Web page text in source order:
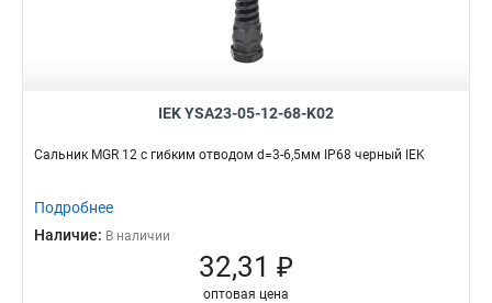
IEK YSA23-05-12-68-K02
Сальник MGR 12 с гибким отводом d=3-6,5мм IP68 черный IEK
Подробнее
Наличие: В наличии
32,31 ₽
оптовая цена